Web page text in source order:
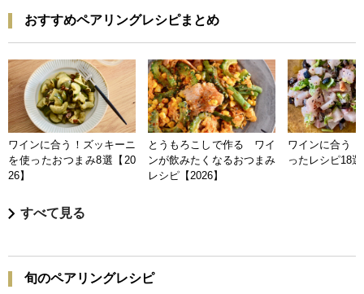
おすすめペアリングレシピまとめ
ワインに合う！ズッキーニ
を使ったおつまみ8選【20
26】
とうもろこしで作る ワイ
ンが飲みたくなるおつまみ
レシピ【2026】
ワインに合う
ったレシピ18
すべて見る
旬のペアリングレシピ